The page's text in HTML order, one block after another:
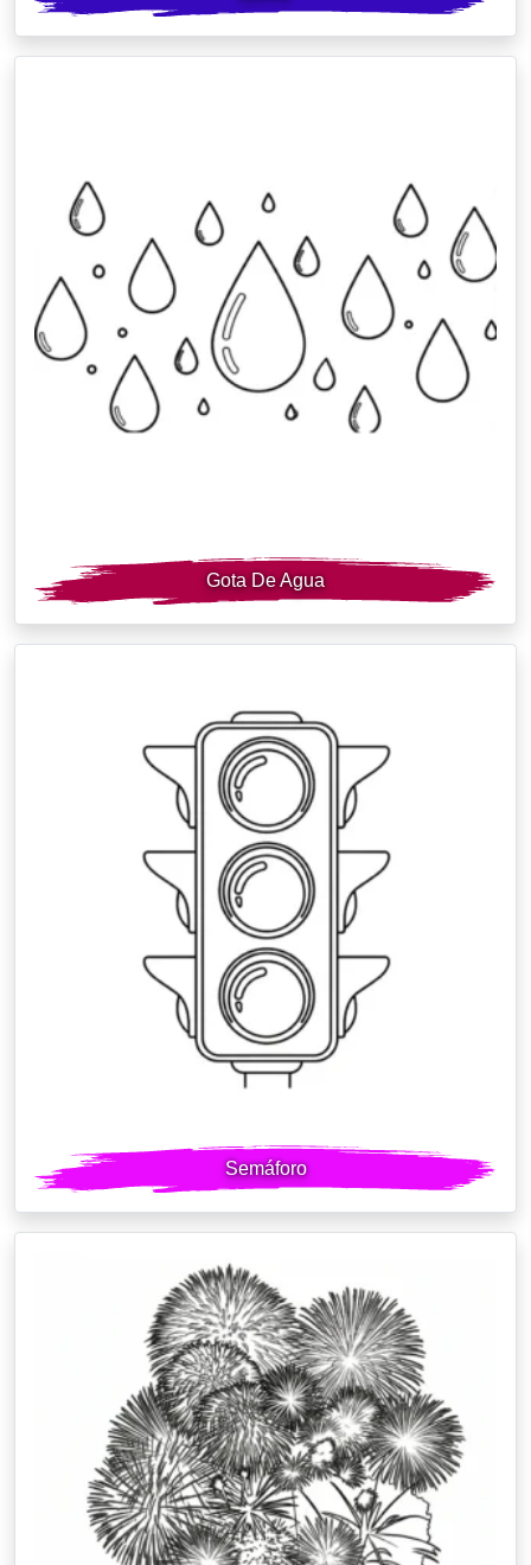
Gota De Agua
Semáforo